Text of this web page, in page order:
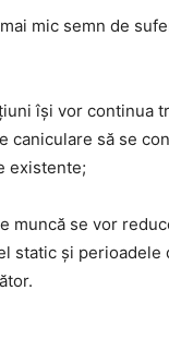
mic semn de
își vor continua
caniculare să se
existente;
muncă se vor
static și perioadele